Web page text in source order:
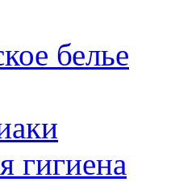
белье
гигиена